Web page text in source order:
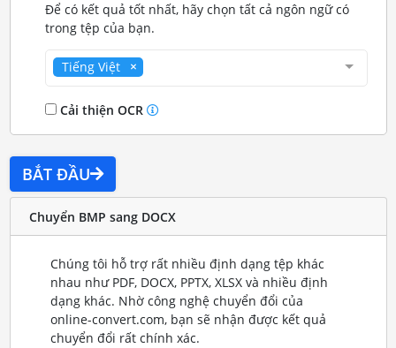
Để có kết quả tốt nhất, hãy chọn tất cả ngôn ngữ có
trong tệp của bạn.
Tiếng Việt
Cải thiện OCR
BẮT ĐẦU
Chuyển BMP sang DOCX
Chúng tôi hỗ trợ rất nhiều định dạng tệp khác
nhau như PDF, DOCX, PPTX, XLSX và nhiều định
dạng khác. Nhờ công nghệ chuyển đổi của
online-convert.com, bạn sẽ nhận được kết quả
chuyển đổi rất chính xác.